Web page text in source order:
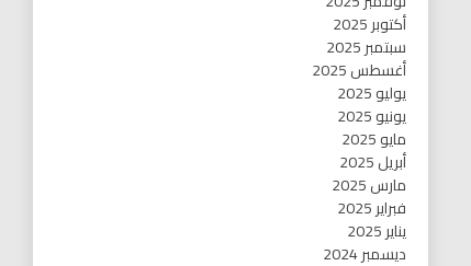
أكتوبر 2025
سبتمبر 2025
أغسطس 2025
يوليو 2025
يونيو 2025
مايو 2025
أبريل 2025
مارس 2025
فبراير 2025
يناير 2025
ديسمبر 2024